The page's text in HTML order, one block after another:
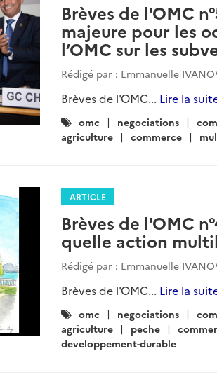
Brèves de l'OMC
majeure pour les
l’OMC sur les
Rédigé par : Emmanuelle
Brèves de l'OMC... Lire la
Catégories
:
omc negociations
agriculture
commerce
ARTICLE
Brèves de l'OMC
quelle action
Rédigé par : Emmanuelle
Brèves de l'OMC... Lire la
Catégories
:
omc negociations
agriculture
peche
developpement-durable